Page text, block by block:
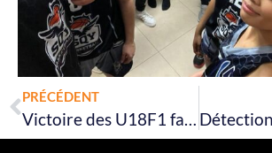
Prev
PRÉCÉDENT
Victoire des U18F1 face à Eiffel Basket Club 59-67